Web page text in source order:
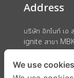
Address
บริษัท อิกไนท์ เอ
ignite สาขา
ถนนพญาไท แขว
We use cookies